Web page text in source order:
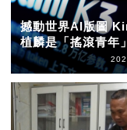
撼動世界AI版圖
植麟是「搖滾青年」